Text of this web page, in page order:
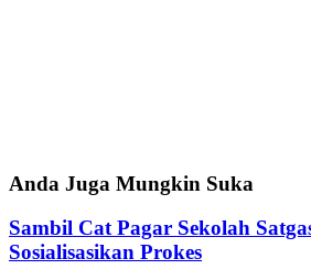
Anda Juga Mungkin Suka
Sambil Cat Pagar Sekolah
Sosialisasikan Prokes